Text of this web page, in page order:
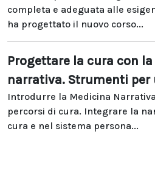
completa e adeguata alle
ha progettato il nuovo corso...
Progettare la cura con
narrativa. Strumenti
Introdurre la Medicina
percorsi di cura. Integrare la
cura e nel sistema persona...